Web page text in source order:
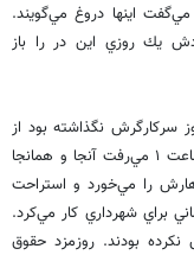
اينها دروغ مي‌گويند.
يك روزي اين در را باز
سركارگرش نگذاشته بود از
پاساژ بيرون بيايد. اين از بدبختي من بود. شب‌ها ساعت ١ مي‌رفت آنجا و همانجا
خانه. ناهارش را مي‌خورد و استراحت
براي شهرداري كار مي‌كرد.
بودند. روزمزد حقوق